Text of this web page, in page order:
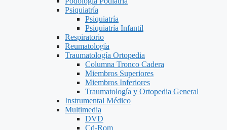
Psiquiatría
Psiquiatría
Psiquiatría Infantil
Respiratorio
Reumatología
Traumatología Ortopedia
Columna Tronco Cadera
Miembros Superiores
Miembros Inferiores
Traumatología y Ortopedia General
Instrumental Médico
Multimedia
DVD
Cd-Rom